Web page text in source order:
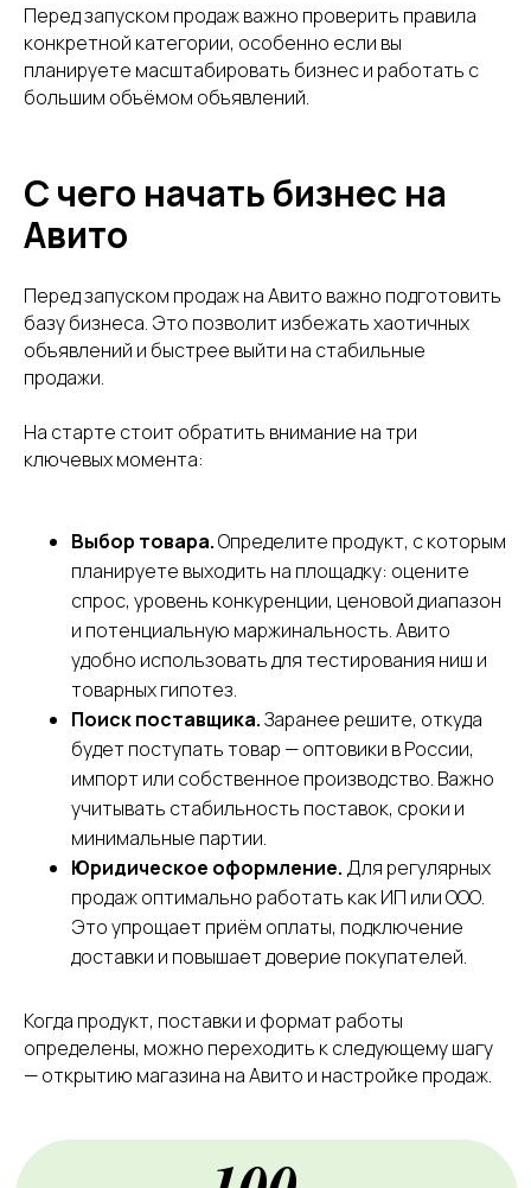
Перед запуском продаж важно проверить правила
конкретной категории, особенно если вы
планируете масштабировать бизнес и работать с
большим объёмом объявлений.
С чего начать бизнес на
Авито
Перед запуском продаж на Авито важно подготовить
базу бизнеса. Это позволит избежать хаотичных
объявлений и быстрее выйти на стабильные
продажи.
На старте стоит обратить внимание на три
ключевых момента:
Выбор товара.Определите продукт, с которым
планируете выходить на площадку: оцените
спрос, уровень конкуренции, ценовой диапазон
и потенциальную маржинальность. Авито
удобно использовать для тестирования ниш и
товарных гипотез.
Поиск поставщика.Заранее решите, откуда
будет поступать товар — оптовики в России,
импорт или собственное производство. Важно
учитывать стабильность поставок, сроки и
минимальные партии.
Юридическое оформление. Для регулярных
продаж оптимально работать как ИП или ООО.
Это упрощает приём оплаты, подключение
доставки и повышает доверие покупателей.
Когда продукт, поставки и формат работы
определены, можно переходить к следующему шагу
— открытию магазина на Авито и настройке продаж.